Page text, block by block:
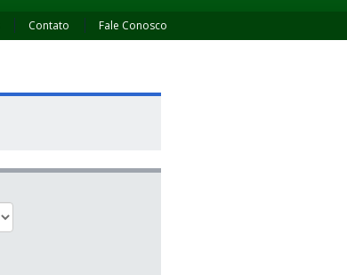
Contato Fale Conosco